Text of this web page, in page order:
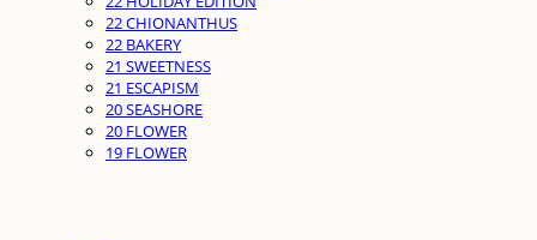
22 CHIONANTHUS
22 BAKERY
21 SWEETNESS
21 ESCAPISM
20 SEASHORE
20 FLOWER
19 FLOWER